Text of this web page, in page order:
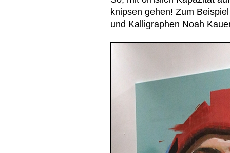
knipsen gehen! Zum
und Kalligraphen Noah